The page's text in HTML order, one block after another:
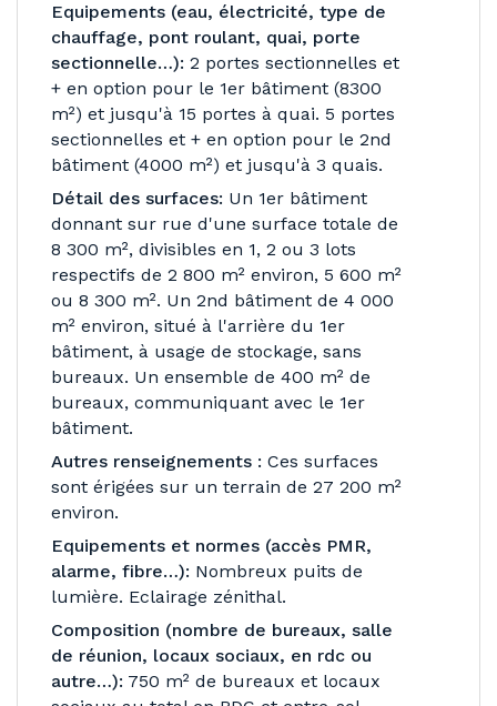
Equipements (eau, électricité, type de
chauffage, pont roulant, quai, porte
sectionnelle…): 2 portes sectionnelles et
+ en option pour le 1er bâtiment (8300
m²) et jusqu'à 15 portes à quai. 5 portes
sectionnelles et + en option pour le 2nd
bâtiment (4000 m²) et jusqu'à 3 quais.
Détail des surfaces: Un 1er bâtiment
donnant sur rue d'une surface totale de
8 300 m², divisibles en 1, 2 ou 3 lots
respectifs de 2 800 m² environ, 5 600 m²
ou 8 300 m². Un 2nd bâtiment de 4 000
m² environ, situé à l'arrière du 1er
bâtiment, à usage de stockage, sans
bureaux. Un ensemble de 400 m² de
bureaux, communiquant avec le 1er
bâtiment.
Autres renseignements : Ces surfaces
sont érigées sur un terrain de 27 200 m²
environ.
Equipements et normes (accès PMR,
alarme, fibre…): Nombreux puits de
lumière. Eclairage zénithal.
Composition (nombre de bureaux, salle
de réunion, locaux sociaux, en rdc ou
autre…): 750 m² de bureaux et locaux